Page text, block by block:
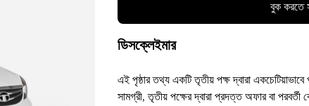
বুক করতে
ডিসক্লেইমার
এই পৃষ্ঠার তথ্য একটি তৃতীয় পক্ষ দ্বারা
সামগ্রী, তৃতীয় পক্ষের দ্বারা প্রদত্ত অফার বা